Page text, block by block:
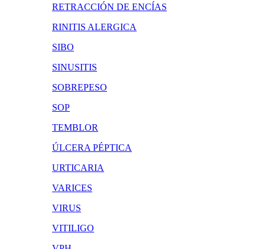
RETRACCIÓN DE ENCÍAS
RINITIS ALERGICA
SIBO
SINUSITIS
SOBREPESO
SOP
TEMBLOR
ÚLCERA PÉPTICA
URTICARIA
VARICES
VIRUS
VITILIGO